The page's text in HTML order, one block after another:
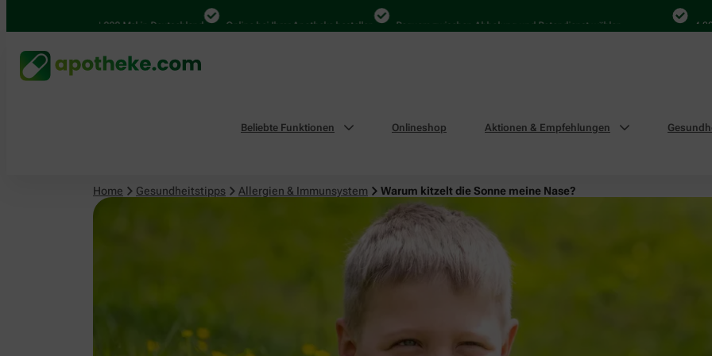
4.000 Mal in Deutschland Online bei Ihrer Apotheke bestellen Bequem zwischen Abholung und Botendienst wählen 4.000
Beliebte Funktionen Onlineshop Aktionen & Empfehlungen
Home Gesundheitstipps Allergien & Immunsystem Warum kitzelt die Sonne meine Nase?
Allergien & Immunsystem